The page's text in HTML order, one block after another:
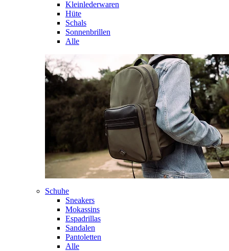
Kleinlederwaren
Hüte
Schals
Sonnenbrillen
Alle
Schuhe
Sneakers
Mokassins
Espadrillas
Sandalen
Pantoletten
Alle